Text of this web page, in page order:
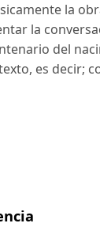
la
la
del
es decir;